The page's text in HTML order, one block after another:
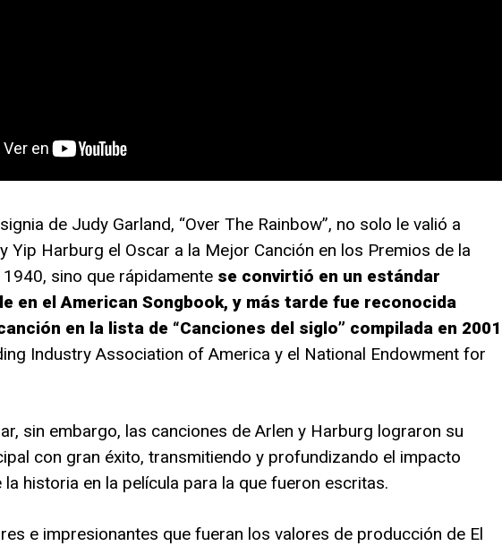
de Judy Garland, “Over The Rainbow”, no solo le valió a
Yip Harburg el Oscar a la Mejor Canción en los Premios de la
sino que rápidamentese convirtió en un estándar
en el American Songbook, y más tarde fue reconocida
en la lista de “Canciones del siglo” compilada en 2001
Industry Association of America y el National Endowment for
sin embargo, las canciones de Arlen y Harburg lograron su
con gran éxito, transmitiendo y profundizando el impacto
la historia en la película para la que fueron escritas.
e impresionantes que fueran los valores de producción de El